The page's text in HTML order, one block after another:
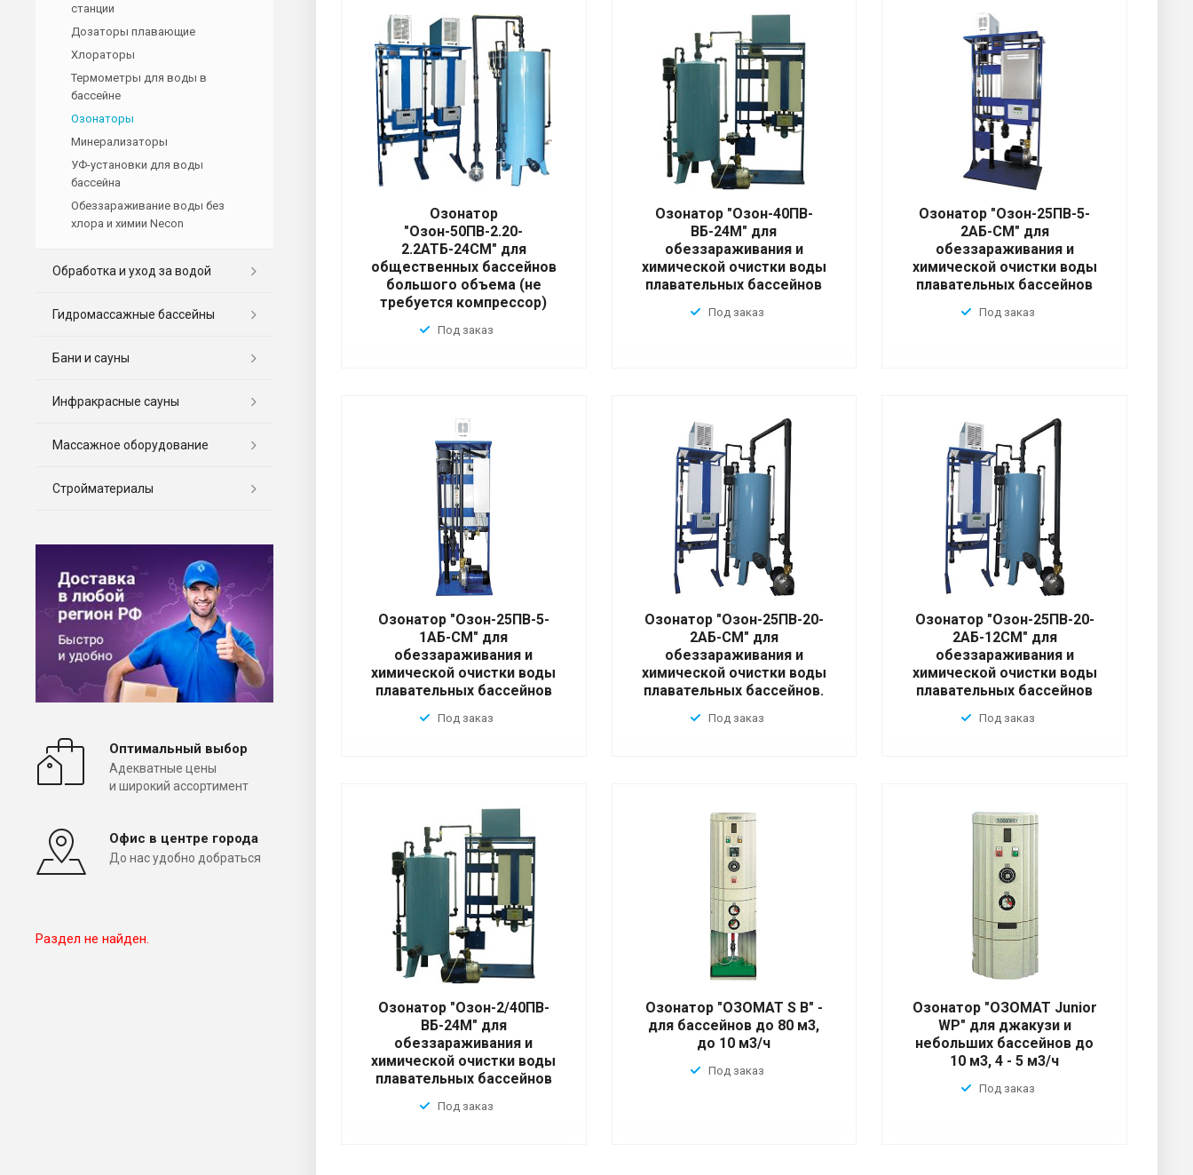
Озонатор
"Озон-50ПВ-2.20-
2.2АТБ-24СМ" для
общественных бассейнов
большого объема (не
требуется компрессор)
Под заказ
Озонатор "Озон-40ПВ-
ВБ-24М" для
обеззараживания и
химической очистки воды
плавательных бассейнов
Под заказ
Озонатор "Озон-25ПВ-5-
2АБ-СМ" для
обеззараживания и
химической очистки воды
плавательных бассейнов
Под заказ
Озонатор "Озон-25ПВ-5-
1АБ-СМ" для
обеззараживания и
химической очистки воды
плавательных бассейнов
Под заказ
Озонатор "Озон-25ПВ-20-
2АБ-СМ" для
обеззараживания и
химической очистки воды
плавательных бассейнов.
Под заказ
Озонатор "Озон-25ПВ-20-
2АБ-12СМ" для
обеззараживания и
химической очистки воды
плавательных бассейнов
Под заказ
Озонатор "Озон-2/40ПВ-
ВБ-24М" для
обеззараживания и
химической очистки воды
плавательных бассейнов
Под заказ
Озонатор "ОЗОМАТ S B" -
для бассейнов до 80 м3,
до 10 м3/ч
Под заказ
Озонатор "ОЗОМАТ Junior
WP" для джакузи и
небольших бассейнов до
10 м3, 4 - 5 м3/ч
Под заказ
станции
Дозаторы плавающие
Хлораторы
Термометры для воды в
бассейне
Озонаторы
Минерализаторы
УФ-установки для воды
бассейна
Обеззараживание воды без
хлора и химии Necon
Обработка и уход за водой
Гидромассажные бассейны
Бани и сауны
Инфракрасные сауны
Массажное оборудование
Стройматериалы
Оптимальный выбор
Адекватные цены
и широкий ассортимент
Офис в центре города
До нас удобно добраться
Раздел не найден.